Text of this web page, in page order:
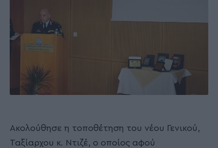
Ακολούθησε η τοποθέτηση του νέου Γενικού,
Ταξίαρχου κ. Ντιζέ, ο οποίος αφού